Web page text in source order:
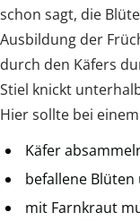
schon sagt, die
Ausbildung der
durch den Käfers
Stiel knickt
Hier sollte bei
Käfer
befallene
mit Farnkraut